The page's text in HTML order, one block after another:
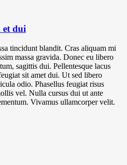
et dui
tincidunt blandit. Cras aliquam mi
massa gravida. Donec eu libero
sagittis dui. Pellentesque lacus
sit amet dui. Ut sed libero
odio. Phasellus feugiat risus
vel. Nulla cursus dui ut ante
Vivamus ullamcorper velit.